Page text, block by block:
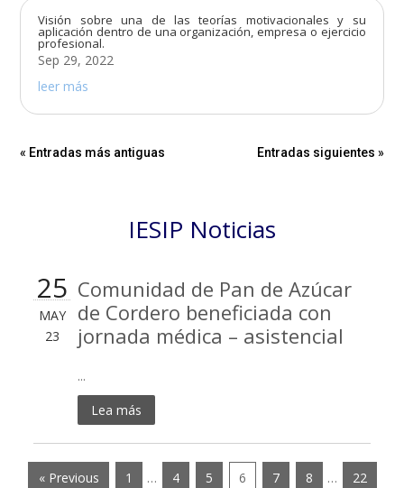
Visión sobre una de las teorías motivacionales y su
aplicación dentro de una organización, empresa o ejercicio
profesional.
Sep 29, 2022
leer más
« Entradas más antiguas Entradas siguientes »
IESIP Noticias
25
MAY
23
Comunidad de Pan de Azúcar
de Cordero beneficiada con
jornada médica – asistencial
...
Lea más
« Previous 1 … 4 5 6 7 8 … 22